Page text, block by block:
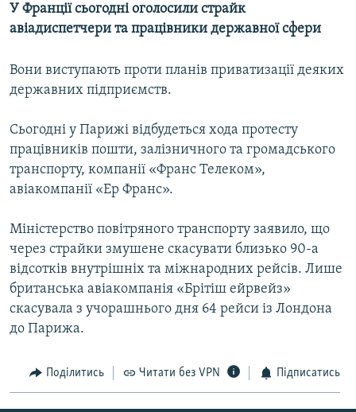
УКРАЇНА
СХЕМИ
КИТАЙ.ВИКЛИКИ
МУЛЬТИМЕДІА
ФОТО
СПЕЦПРОЄКТИ
ПОДКАСТИ
РУС
УКР
КТАТ
ДОЛУЧАЙСЯ!
У Франції сьогодні оголосили страйк
авіадиспетчери та працівники державної сфери
Вони виступають проти планів приватизації деяких
державних підприємств.
Сьогодні у Парижі відбудеться хода протесту
працівників пошти, залізничного та громадського
транспорту, компанії «Франс Телеком»,
авіакомпанії «Ер Франс».
Міністерство повітряного транспорту заявило, що
через страйки змушене скасувати близько 90-а
відсотків внутрішніх та міжнародних рейсів. Лише
британська авіакомпанія «Брітіш ейрвейз»
скасувала з учорашнього дня 64 рейси із Лондона
до Парижа.
Поділитись Читати без VPN Підписатись